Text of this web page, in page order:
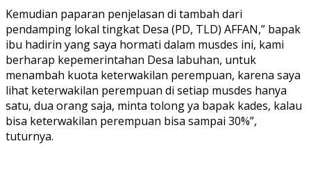
Kemudian paparan penjelasan di tambah dari
pendamping lokal tingkat Desa (PD, TLD) AFFAN,” bapak
ibu hadirin yang saya hormati dalam musdes ini, kami
berharap kepemerintahan Desa labuhan, untuk
menambah kuota keterwakilan perempuan, karena saya
lihat keterwakilan perempuan di setiap musdes hanya
satu, dua orang saja, minta tolong ya bapak kades, kalau
bisa keterwakilan perempuan bisa sampai 30%”,
tuturnya.